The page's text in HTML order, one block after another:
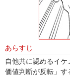
あらすじ
自他共に認めるイ
価値判断が反転」